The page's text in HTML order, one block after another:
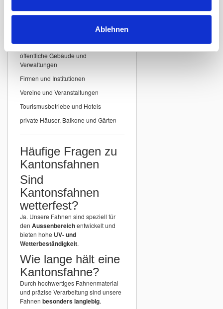
Ablehnen
Kantonsfahnen
Kantonsfahnen der Schweiz
öffentliche Gebäude und
Verwaltungen
Firmen und Institutionen
Vereine und Veranstaltungen
Tourismusbetriebe und Hotels
private Häuser, Balkone und Gärten
Häufige Fragen zu
Kantonsfahnen
Sind
Kantonsfahnen
wetterfest?
Ja. Unsere Fahnen sind speziell für
den Aussenbereichentwickelt und
bieten hohe UV- und
Wetterbeständigkeit.
Wie lange hält eine
Kantonsfahne?
Durch hochwertiges Fahnenmaterial
und präzise Verarbeitung sind unsere
Fahnen besonders langlebig.